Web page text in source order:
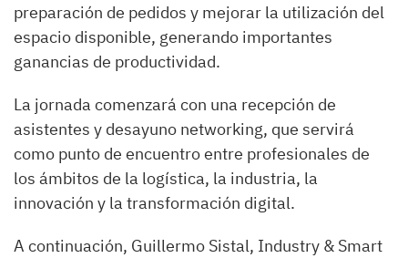
preparación de pedidos y mejorar la utilización del
espacio disponible, generando importantes
ganancias de productividad.
La jornada comenzará con una recepción de
asistentes y desayuno networking, que servirá
como punto de encuentro entre profesionales de
los ámbitos de la logística, la industria, la
innovación y la transformación digital.
A continuación, Guillermo Sistal, Industry & Smart